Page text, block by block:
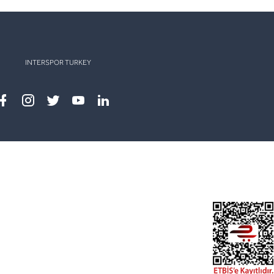
INTERSPOR TURKEY